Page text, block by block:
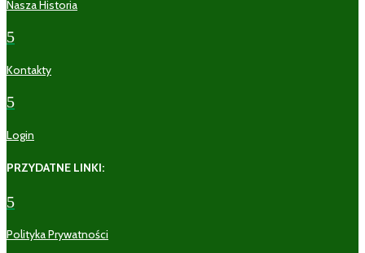
Nasza Historia
5
Kontakty
5
Login
PRZYDATNE LINKI:
5
Polityka Prywatności